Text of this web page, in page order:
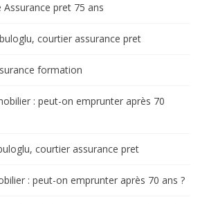
Assurance pret 75 ans
courtier assurance pret
formation
: peut-on emprunter après 70
courtier assurance pret
: peut-on emprunter après 70 ans ?